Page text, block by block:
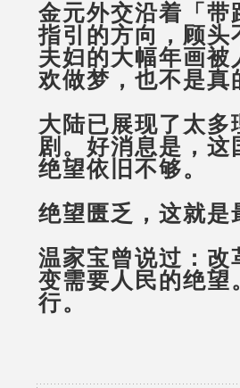
金元外交沿着「带
指引的方向，顾头
夫妇的大幅年画
欢做梦，也不是真
大陆已展现了太
剧。好消息是，
绝望依旧不够。
绝望匮乏，这就是
温家宝曾说过：改
变需要人民的绝望
行。